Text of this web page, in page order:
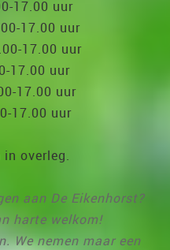
17.00 uur
17.00 uur
17.00 uur
17.00 uur
17.00 uur
17.00 uur
overleg.
aan De Eikenhorst?
harte welkom!
We nemen maar een